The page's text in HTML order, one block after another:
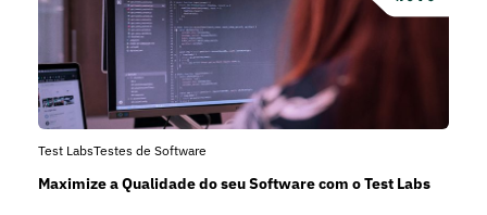
Test LabsTestes de Software
Maximize a Qualidade do seu Software com o Test Labs